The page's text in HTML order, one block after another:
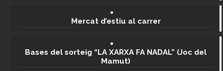
Mercat d’estiu al carrer
Bases del sorteig “LA XARXA FA NADAL” (Joc del
Mamut)